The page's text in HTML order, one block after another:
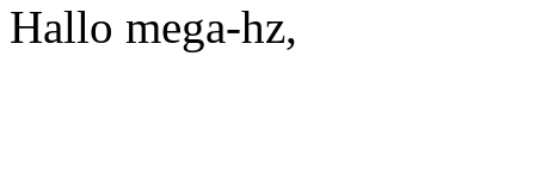
Hallo mega-hz,